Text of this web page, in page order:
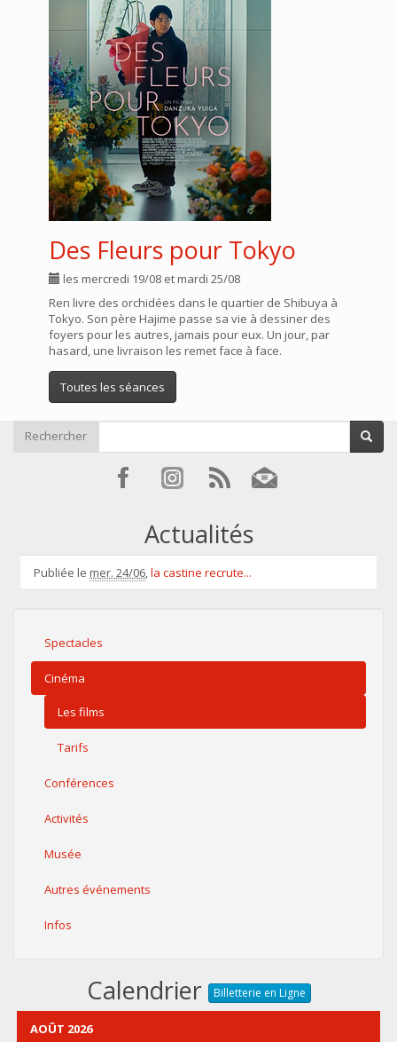
Des Fleurs pour Tokyo
les mercredi 19/08 et mardi 25/08
Ren livre des orchidées dans le quartier de Shibuya à
Tokyo. Son père Hajime passe sa vie à dessiner des
foyers pour les autres, jamais pour eux. Un jour, par
hasard, une livraison les remet face à face.
Toutes les séances
Rechercher
Actualités
Publiée le mer. 24/06,la castine recrute...
Spectacles
Cinéma
Les films
Tarifs
Conférences
Activités
Musée
Autres événements
Infos
Calendrier Billetterie en Ligne
AOÛT 2026